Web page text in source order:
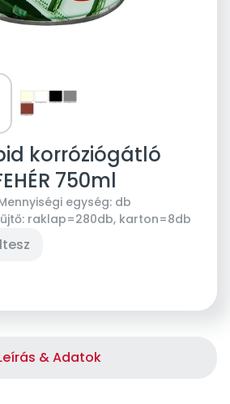
korróziógátló
750ml
egység: db
raklap=280db, karton=8db
& Adatok